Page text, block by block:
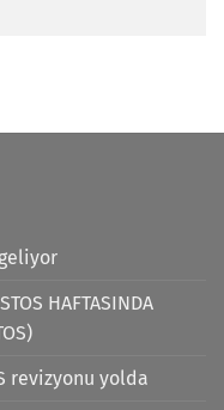
HAFTASINDA
revizyonu yolda